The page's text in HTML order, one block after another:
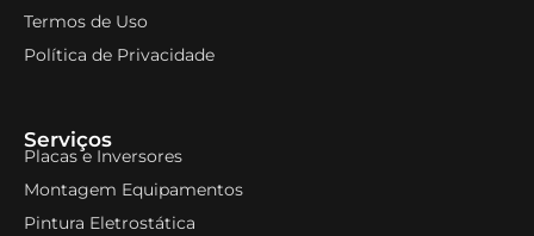
Termos de Uso
Política de Privacidade
Serviços
Placas e Inversores
Montagem Equipamentos
Pintura Eletrostática